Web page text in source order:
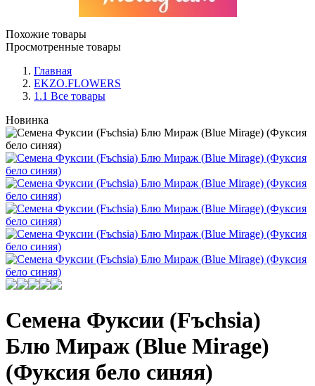
Похожие товары
Просмотренные товары
Главная
EKZO.FLOWERS
1.1 Все товары
Новинка
Семена Фуксии (Fъchsia)
Блю Мираж (Blue Mirage)
(Фуксия бело синяя)